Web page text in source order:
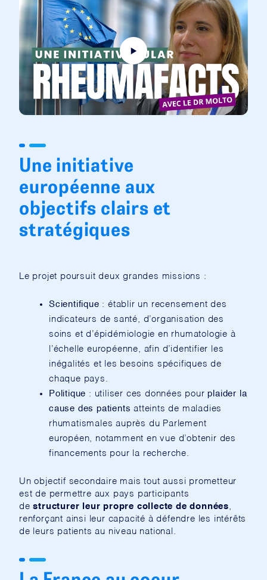
Une initiative
européenne aux
objectifs clairs et
stratégiques
Le projet poursuit deux grandes missions :
Scientifique : établir un recensement des
indicateurs de santé, d’organisation des
soins et d’épidémiologie en rhumatologie à
l’échelle européenne, afin d’identifier les
inégalités et les besoins spécifiques de
chaque pays.
Politique : utiliser ces données pourplaider la
cause des patients atteints de maladies
rhumatismales auprès du Parlement
européen, notamment en vue d’obtenir des
financements pour la recherche.
Un objectif secondaire mais tout aussi prometteur
est de permettre aux pays participants
destructurer leur propre collecte de données,
renforçant ainsi leur capacité à défendre les intérêts
de leurs patients au niveau national.